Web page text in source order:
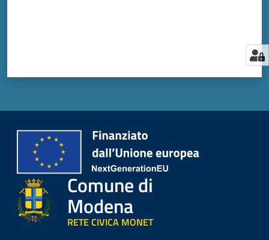
Comune di
Modena
RETE CIVICA MONET